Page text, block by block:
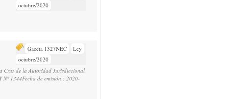
octubre/2020
Gaceta 1327NEC
Ley
octubre/2020
Cruz de la Autoridad Jurisdiccional
1344Fecha de emisión : 2020-